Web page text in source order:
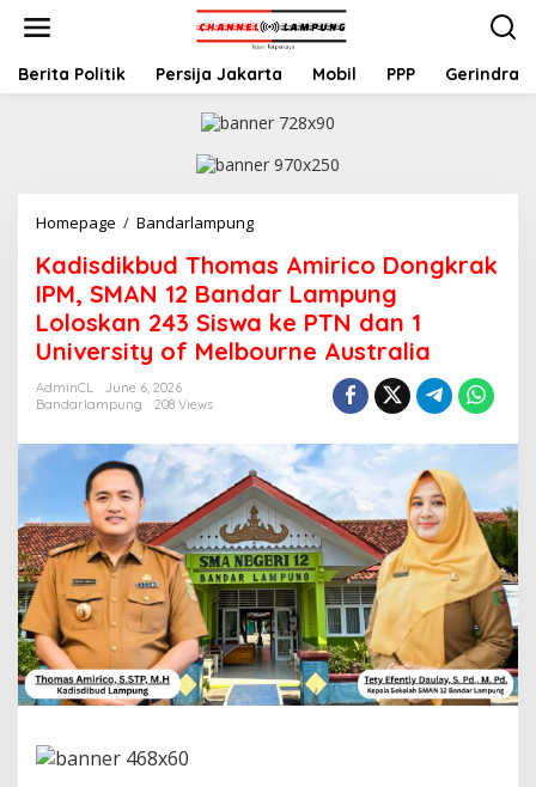
t
Berita Politik Persija Jakarta Mobil PPP Gerindra
Homepage / Bandarlampung
d
i
s
d
i
T
h
o
m
a
s
A
m
i
r
i
Kadisdikbud Thomas Amirico Dongkrak
IPM, SMAN 12 Bandar Lampung
Loloskan 243 Siswa ke PTN dan 1
University of Melbourne Australia
AdminCL
June 6, 2026
Bandarlampung
208 Views